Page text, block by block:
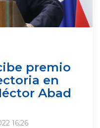
premio
en
Abad
16:26